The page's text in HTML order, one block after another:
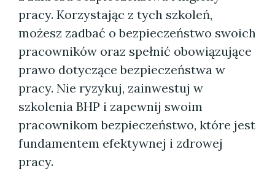
pracy. Korzystając z tych szkoleń,
możesz zadbać o bezpieczeństwo swoich
pracowników oraz spełnić obowiązujące
prawo dotyczące bezpieczeństwa w
pracy. Nie ryzykuj, zainwestuj w
szkolenia BHP i zapewnij swoim
pracownikom bezpieczeństwo, które jest
fundamentem efektywnej i zdrowej
pracy.